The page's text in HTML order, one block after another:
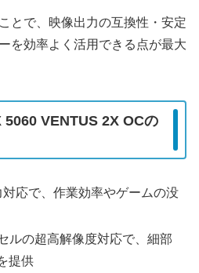
とで、映像出力の互換性・安定
を効率よく活用できる点が最大
VENTUS 2X OCの
応で、作業効率やゲームの没
ルの超高解像度対応で、細部
提供